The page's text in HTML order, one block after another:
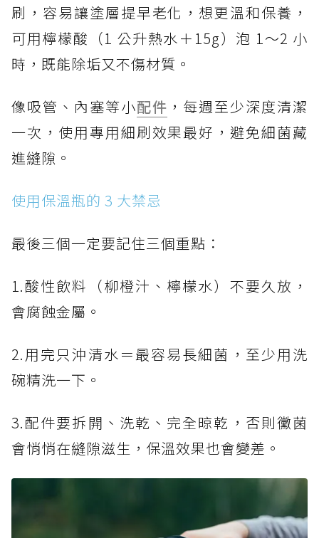
刷，容易讓塗層提早老化，想更溫和保養，
可用檸檬酸（1 公升熱水＋15g）泡 1～2 小
時，既能除垢又不傷材質。
像吸管、內塞等小配件 ，每週至少深度清潔
一次，使用專用細刷效果最好，避免細菌藏
進縫隙。
使用保溫瓶的 3 大禁忌
最後三個一定要記住三個重點：
1.酸性飲料（柳橙汁、檸檬水）不要久放，
會腐蝕金屬。
2.用完只沖清水＝最容易長細菌，至少用洗
碗精洗一下。
3.配件要拆開、洗乾、完全晾乾，否則黴菌
會悄悄在縫隙滋生，保溫效果也會變差。